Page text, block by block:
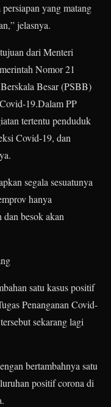
yang matang
jelasnya.
dari Menteri
Nomor 21
Besar (PSBB)
19.Dalam PP
tertentu penduduk
Covid-19, dan
segala sesuatunya
hanya
besok akan
satu kasus positif
Penanganan Covid-
sekarang lagi
bertambahnya satu
positif corona di